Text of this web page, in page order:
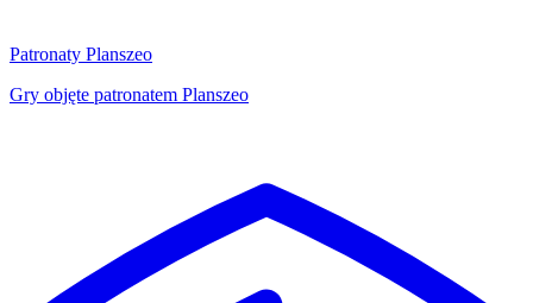
Patronaty Planszeo
Gry objęte patronatem Planszeo